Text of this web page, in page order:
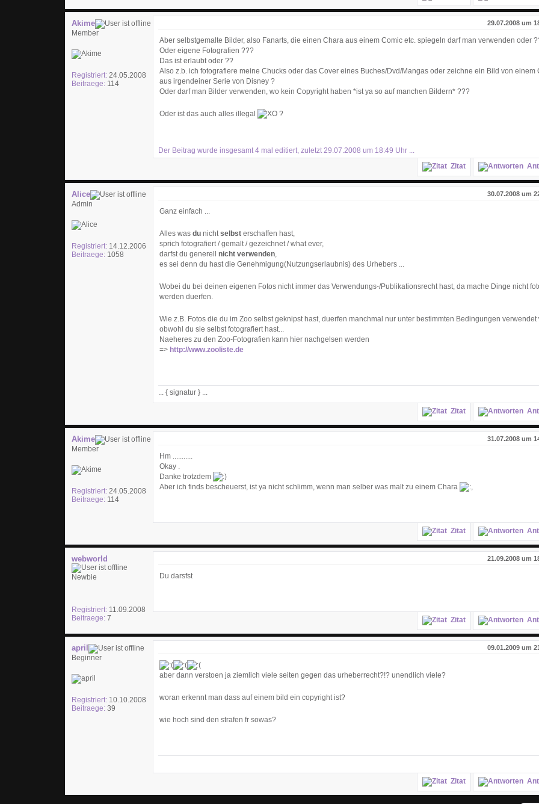
Akime
Member
Registriert:24.05.2008
Beitraege:114
29.07.2008 um
Aber selbstgemalte Bilder, also Fanarts, die einen Chara aus einem Comic etc. spiegeln darf man verwenden oder
Oder eigene Fotografien ???
Das ist erlaubt oder ??
Also z.b. ich fotografiere meine Chucks oder das Cover eines Buches/Dvd/Mangas oder zeichne ein Bild von einem
aus irgendeiner Serie von Disney ?
Oder darf man Bilder verwenden, wo kein Copyright haben *ist ya so auf manchen Bildern* ???
Oder ist das auch alles illegal ?
Der Beitrag wurde insgesamt 4 mal editiert, zuletzt 29.07.2008 um 18:49 Uhr ...
Zitat
Alice
Admin
Registriert:14.12.2006
Beitraege:1058
30.07.2008 um
Ganz einfach ...
Alles was dunichtselbsterschaffen hast,
sprich fotografiert / gemalt / gezeichnet / what ever,
darfst du generell nicht verwenden,
es sei denn du hast die Genehmigung(Nutzungserlaubnis) des Urhebers ...
Wobei du bei deinen eigenen Fotos nicht immer das Verwendungs-/Publikationsrecht hast, da mache Dinge nicht
werden duerfen.
Wie z.B. Fotos die du im Zoo selbst geknipst hast, duerfen manchmal nur unter bestimmten Bedingungen verwendet
obwohl du sie selbst fotografiert hast...
Naeheres zu den Zoo-Fotografien kann hier nachgelsen werden
=>http://www.zooliste.de
... { signatur } ...
Zitat
Akime
Member
Registriert:24.05.2008
Beitraege:114
31.07.2008 um
Hm ...........
Okay .
Danke trotzdem
Aber ich finds bescheuerst, ist ya nicht schlimm, wenn man selber was malt zu einem Chara
Zitat
webworld
Newbie
Registriert:11.09.2008
Beitraege:7
21.09.2008 um
Du darsfst
Zitat
april
Beginner
Registriert:10.10.2008
Beitraege:39
09.01.2009 um
aber dann verstoen ja ziemlich viele seiten gegen das urheberrecht?!? unendlich viele?
woran erkennt man dass auf einem bild ein copyright ist?
wie hoch sind den strafen fr sowas?
Zitat